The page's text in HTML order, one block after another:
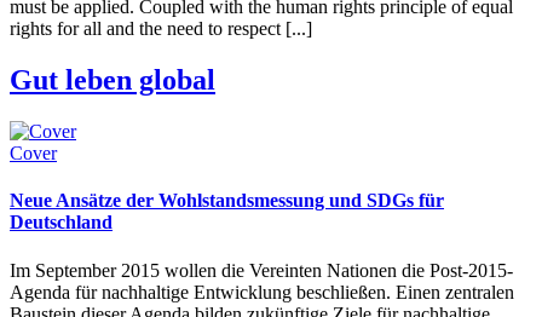
must be applied. Coupled with the human rights principle of equal
rights for all and the need to respect [...]
Gut leben global
Cover
Neue Ansätze der Wohlstandsmessung und SDGs für
Deutschland
Im September 2015 wollen die Vereinten Nationen die Post-2015-
Agenda für nachhaltige Entwicklung beschließen. Einen zentralen